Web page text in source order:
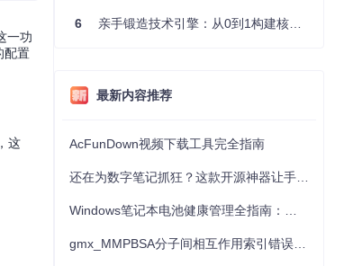
一功
配置
这
6 亲手锻造技术引擎：从0到1构建核心系统的实践指南
最新内容推荐
AcFunDown视频下载工具完全指南